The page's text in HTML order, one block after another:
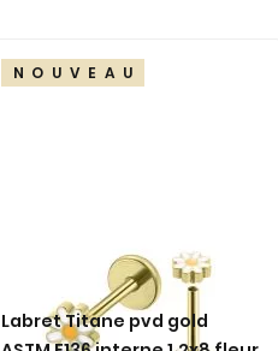
NOUVEAU
Labret Titane pvd gold